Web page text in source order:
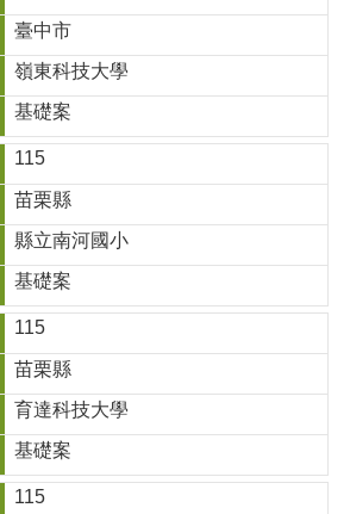
臺中市
嶺東科技大學
基礎案
115
苗栗縣
縣立南河國小
基礎案
115
苗栗縣
育達科技大學
基礎案
115